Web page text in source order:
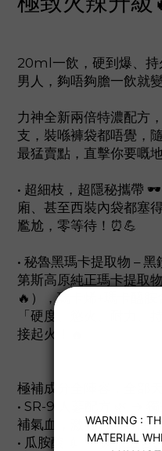
20ml一飲，硬到爆、持
男人，夠唔夠膽一飲就
力神全新兩倍特濃配
支，裝喺褲袋都唔覺，
最猛賣點，直擊你要嘅地
• 超細枝，超隱秘攜帶
廂、甚至西裝內袋都塞
尷尬，零等待！⏰💪
• 秘魯黑瑪卡提取物 –
第斯高原純正瑪卡提取
🔥），瑪卡烯+瑪卡醯
「硬度、慾火、耐力、
接起火！🔥
極補成分全陣容，全部天
• SR-9 人蔘配方 🌿 →
補氣血，激發體內野性
• 瓜胺酸 💉 → 擴張血管